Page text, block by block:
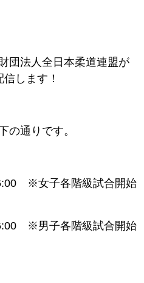
団法人全日本柔道連盟が
します！
の通りです。
※女子各階級試合開始
※男子各階級試合開始